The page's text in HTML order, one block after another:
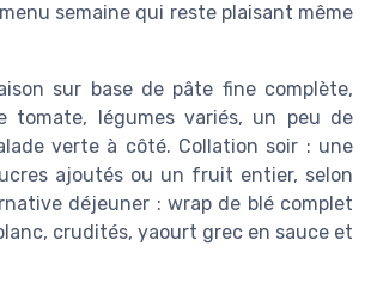
semaine qui reste plaisant même
sur base de pâte fine complète,
tomate, légumes variés, un peu de
verte à côté. Collation soir : une
ajoutés ou un fruit entier, selon
déjeuner : wrap de blé complet
crudités, yaourt grec en sauce et